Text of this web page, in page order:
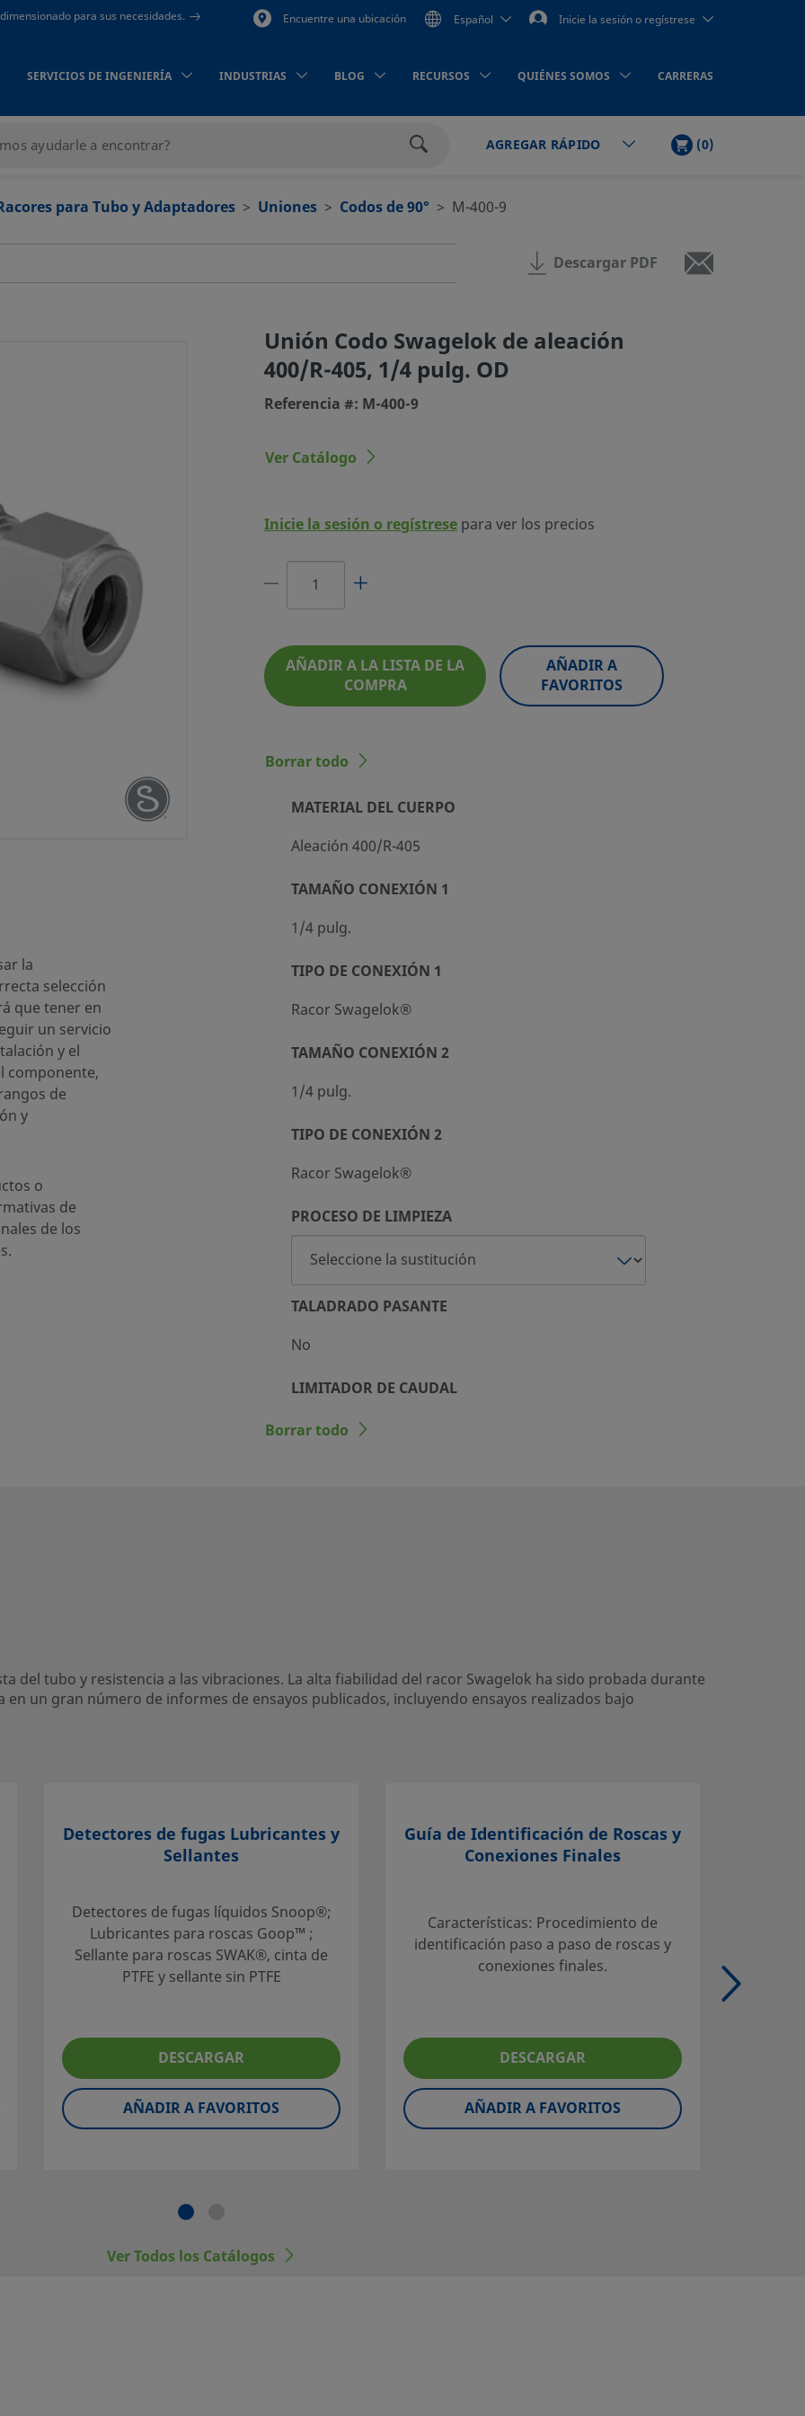
para sus necesidades. Encuentre una ubicación Español Inicie la sesión o regístrese
SERVICIOS DE INGENIERÍA INDUSTRIAS BLOG RECURSOS QUIÉNES SOMOS CARRERAS
AGREGAR RÁPIDO
LISTA
DE
(0)PRODUCTOS
para Tubo y Adaptadores Uniones Codos de 90° M-400-9
OD
#: M-400-9
a las
durante más
global
El
de
y
Descargar PDF
la
selección
que tener en
un servicio
y el
componente,
de
y
o
de
de los
Unión Codo Swagelok de aleación
400/R-405, 1/4 pulg. OD
Referencia #: M-400-9
Ver Catálogo
Inicie la sesión o regístrese para ver los precios
AÑADIR A LA LISTA DE LA
COMPRA
AÑADIR A
FAVORITOS
Borrar todo
Aleación 400/R-405
MATERIAL DEL CUERPO
1/4 pulg.
TAMAÑO CONEXIÓN 1
Racor Swagelok®
TIPO DE CONEXIÓN 1
1/4 pulg.
TAMAÑO CONEXIÓN 2
Racor Swagelok®
TIPO DE CONEXIÓN 2
PROCESO DE LIMPIEZA
No
TALADRADO PASANTE
No
LIMITADOR DE CAUDAL
Borrar todo
del tubo y resistencia a las vibraciones. La alta fiabilidad del racor Swagelok ha sido probada durante
en un gran número de informes de ensayos publicados, incluyendo ensayos realizados bajo
Detectores de fugas Lubricantes y
Sellantes
Detectores de fugas líquidos Snoop®;
Lubricantes para roscas Goop™ ;
Sellante para roscas SWAK®, cinta de
PTFE y sellante sin PTFE
DESCARGAR
AÑADIR A FAVORITOS
Guía de Identificación de Roscas y
Conexiones Finales
Características: Procedimiento de
identificación paso a paso de roscas y
conexiones finales.
DESCARGAR
AÑADIR A FAVORITOS
Ver Todos los Catálogos